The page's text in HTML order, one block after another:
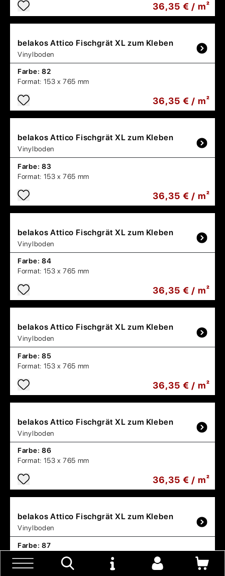
36,35 € / m²
belakosAttico Fischgrät XL zum Kleben
Vinylboden
Farbe: 82
Format: 153 x 765 mm
36,35 € / m²
belakosAttico Fischgrät XL zum Kleben
Vinylboden
Farbe: 83
Format: 153 x 765 mm
36,35 € / m²
belakosAttico Fischgrät XL zum Kleben
Vinylboden
Farbe: 84
Format: 153 x 765 mm
36,35 € / m²
belakosAttico Fischgrät XL zum Kleben
Vinylboden
Farbe: 85
Format: 153 x 765 mm
36,35 € / m²
belakosAttico Fischgrät XL zum Kleben
Vinylboden
Farbe: 86
Format: 153 x 765 mm
36,35 € / m²
belakosAttico Fischgrät XL zum Kleben
Vinylboden
Farbe: 87
153 x 765 mm